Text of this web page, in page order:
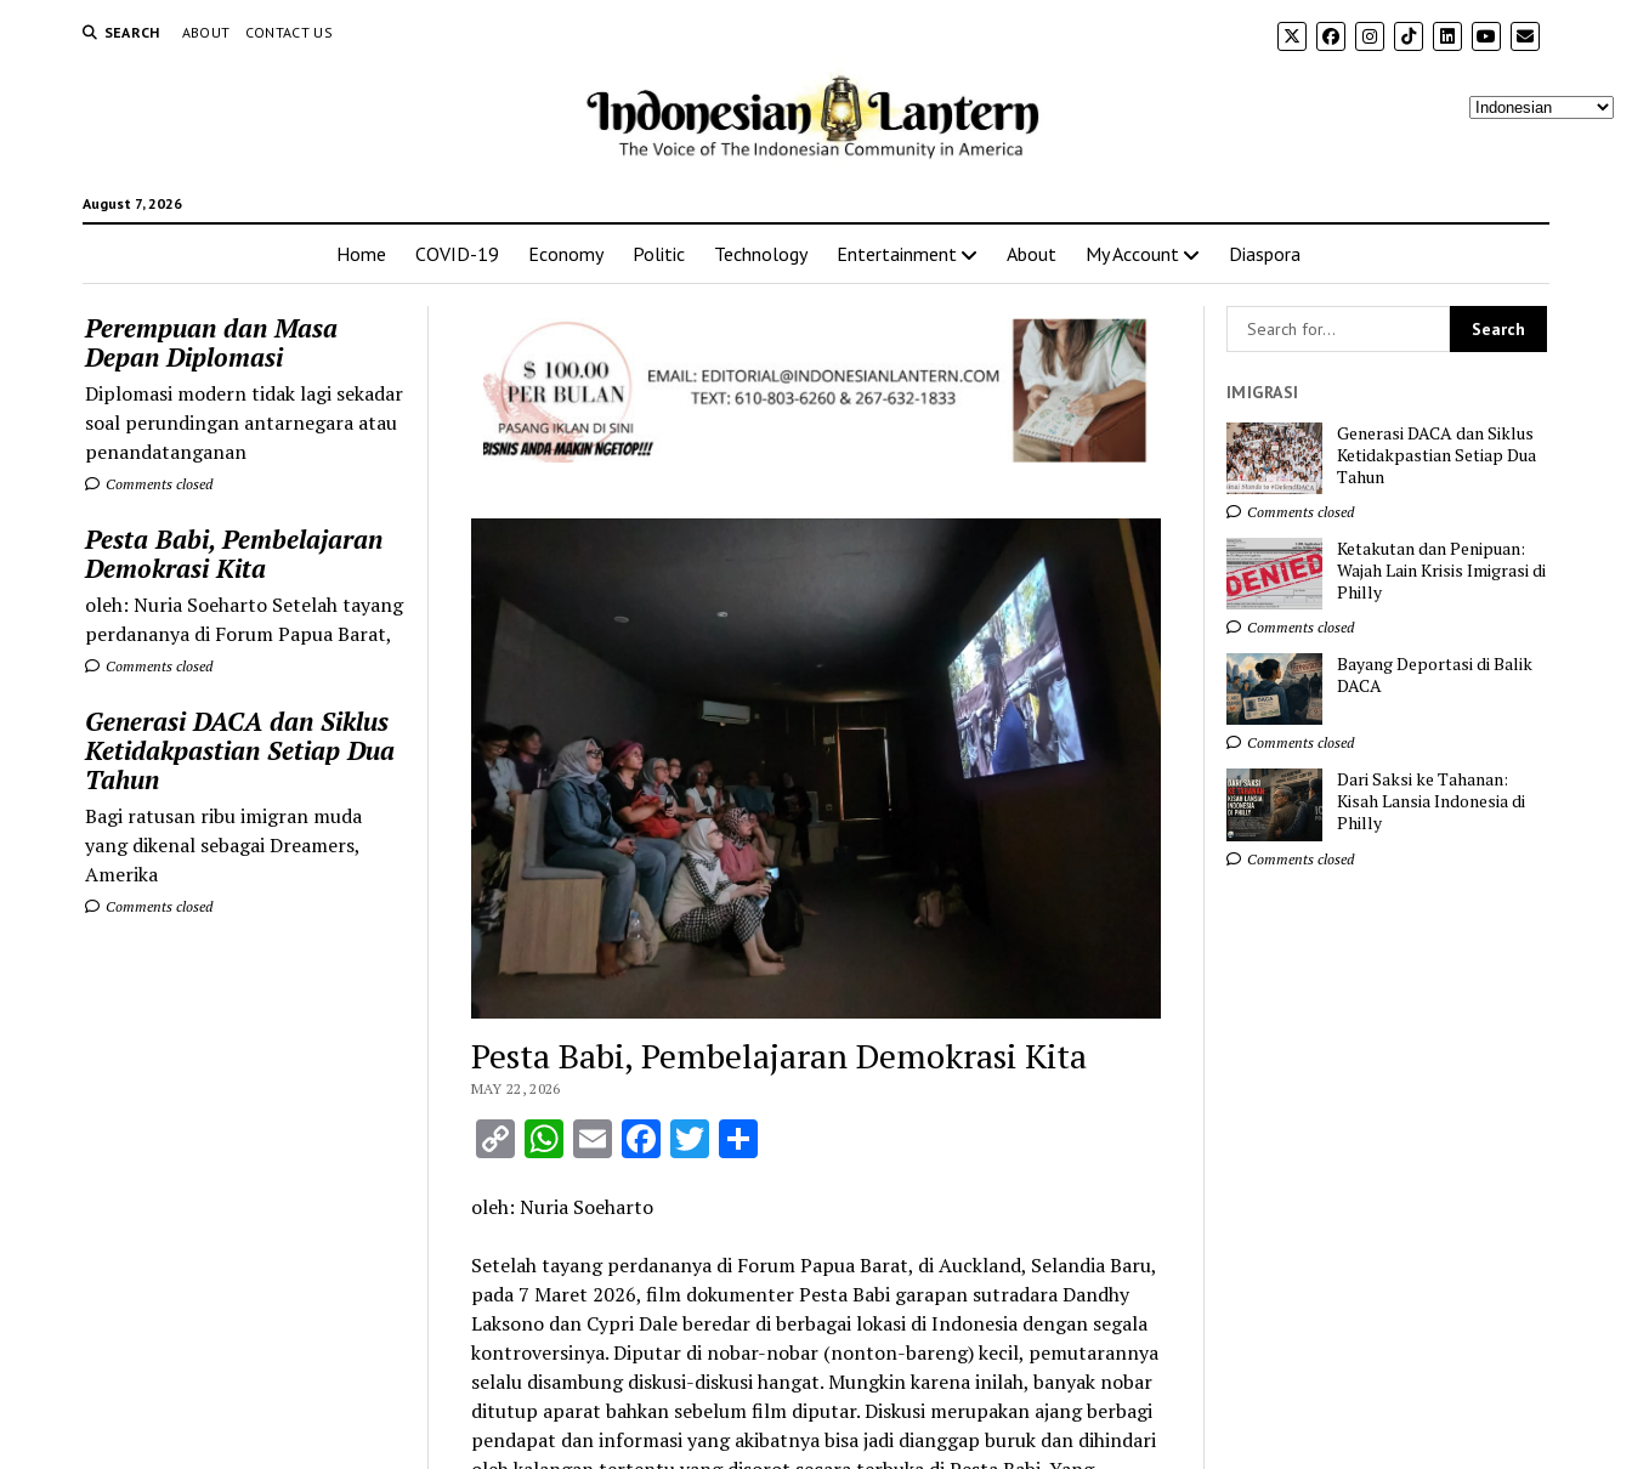
SEARCH ABOUT CONTACT US
August 7, 2026
Home COVID-19 Economy Politic Technology Entertainment About My Account Diaspora
Perempuan dan Masa
Depan Diplomasi
Diplomasi modern tidak lagi sekadar
soal perundingan antarnegara atau
penandatanganan
Comments closed
Pesta Babi, Pembelajaran
Demokrasi Kita
oleh: Nuria Soeharto Setelah tayang
perdananya di Forum Papua Barat,
Comments closed
Generasi DACA dan Siklus
Ketidakpastian Setiap Dua
Tahun
Bagi ratusan ribu imigran muda
yang dikenal sebagai Dreamers,
Amerika
Comments closed
Pesta Babi, Pembelajaran Demokrasi Kita
MAY 22, 2026
CopyWhatsApp
EmailFacebook
Twitter
Share
oleh: Nuria Soeharto
Setelah tayang perdananya di Forum Papua Barat, di Auckland, Selandia Baru,
pada 7 Maret 2026, film dokumenter Pesta Babi garapan sutradara Dandhy
Laksono dan Cypri Dale beredar di berbagai lokasi di Indonesia dengan segala
kontroversinya. Diputar di nobar-nobar (nonton-bareng) kecil, pemutarannya
selalu disambung diskusi-diskusi hangat. Mungkin karena inilah, banyak nobar
ditutup aparat bahkan sebelum film diputar. Diskusi merupakan ajang berbagi
pendapat dan informasi yang akibatnya bisa jadi dianggap buruk dan dihindari
IMIGRASI
Generasi DACA dan Siklus
Ketidakpastian Setiap Dua
Tahun
Comments closed
Ketakutan dan Penipuan:
Wajah Lain Krisis Imigrasi di
Philly
Comments closed
Bayang Deportasi di Balik
DACA
Comments closed
Dari Saksi ke Tahanan:
Kisah Lansia Indonesia di
Philly
Comments closed